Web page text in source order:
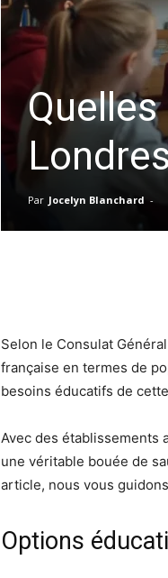
Par Jocelyn Blanchard -
Selon le Consulat
française en termes de
besoins éducatifs de
Avec des établissements
une véritable bouée de
article, nous vous
Options